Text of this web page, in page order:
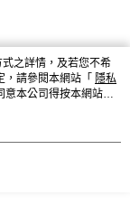
之詳情，及若您不希
請參閱本網站「 隱私
意本公司得按本網站使